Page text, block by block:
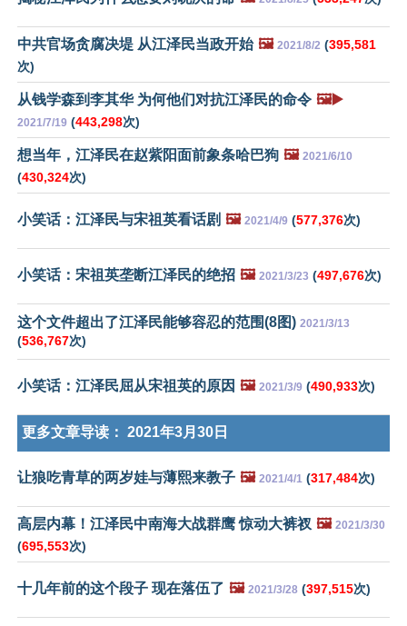
中共官场贪腐决堤 从江泽民当政开始 🖼️ 2021/8/2 (395,581
次)
从钱学森到李其华 为何他们对抗江泽民的命令 🖼️▶️
2021/7/19 (443,298次)
想当年，江泽民在赵紫阳面前象条哈巴狗 🖼️ 2021/6/10
(430,324次)
小笑话：江泽民与宋祖英看话剧 🖼️ 2021/4/9 (577,376次)
小笑话：宋祖英垄断江泽民的绝招 🖼️ 2021/3/23 (497,676次)
这个文件超出了江泽民能够容忍的范围(8图) 2021/3/13
(536,767次)
小笑话：江泽民屈从宋祖英的原因 🖼️ 2021/3/9 (490,933次)
更多文章导读： 2021年3月30日
让狼吃青草的两岁娃与薄熙来教子 🖼️ 2021/4/1 (317,484次)
高层内幕！江泽民中南海大战群鹰 惊动大裤衩 🖼️ 2021/3/30
(695,553次)
十几年前的这个段子 现在落伍了 🖼️ 2021/3/28 (397,515次)